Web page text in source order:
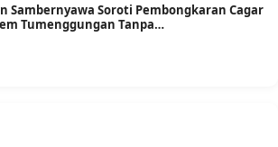
Sambernyawa Soroti Pembongkaran Cagar
Tumenggungan Tanpa…